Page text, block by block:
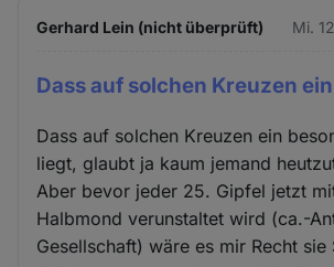
Gerhard Lein (nicht überprüft) Mi.
Dass auf solchen Kreuzen ein
Dass auf solchen Kreuzen ein
liegt, glaubt ja kaum jemand
Aber bevor jeder 25. Gipfel jetzt
Halbmond verunstaltet wird (ca.-
Gesellschaft) wäre es mir Recht sie